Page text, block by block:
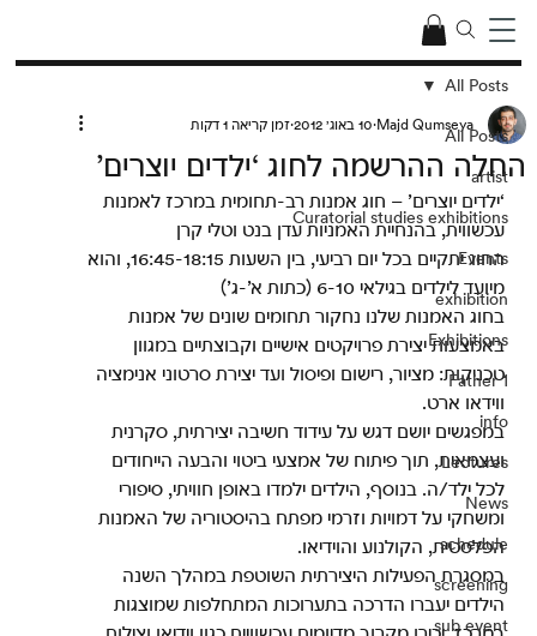
All Posts
artist
Curatorial studies exhibitions
Events
exhibition
Exhibitions
Father 1
info
Lectures
News
schedule
screening
sub event
All Posts
החלה ההרשמה לחוג ‘ילדים יוצרים’
Majd Qumseya 10 באוג׳ 2012 זמן קריאה 1 דקות
‘ילדים יוצרים’ – חוג אמנות רב-תחומית במרכז לאמנות
עכשווית, בהנחיית האמניות עדן בנט וטלי קרן
החוג יתקיים בכל יום רביעי, בין השעות 16:45-18:15, והוא
מיועד לילדים בגילאי 6-10 (כתות א’-ג’)
בחוג האמנות שלנו נחקור תחומים שונים של אמנות
באמצעות יצירת פרויקטים אישיים וקבוצתיים במגוון
טכניקות: מציור, רישום ופיסול ועד יצירת סרטוני אנימציה
ווידאו ארט.
במפגשים יושם דגש על עידוד חשיבה יצירתית, סקרנית
ועצמאית, תוך פיתוח של אמצעי ביטוי והבעה הייחודים
לכל ילד/ה. בנוסף, הילדים ילמדו באופן חוויתי, סיפורי
ומשחקי על דמויות וזרמי מפתח בהיסטוריה של האמנות
הפלסטית, הקולנוע והוידיאו.
במסגרת הפעילות היצירתית השוטפת במהלך השנה
הילדים יעברו הדרכה בתערוכות המתחלפות שמוצגות